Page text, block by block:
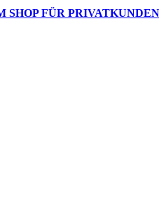
SHOP FÜR PRIVATKUNDEN